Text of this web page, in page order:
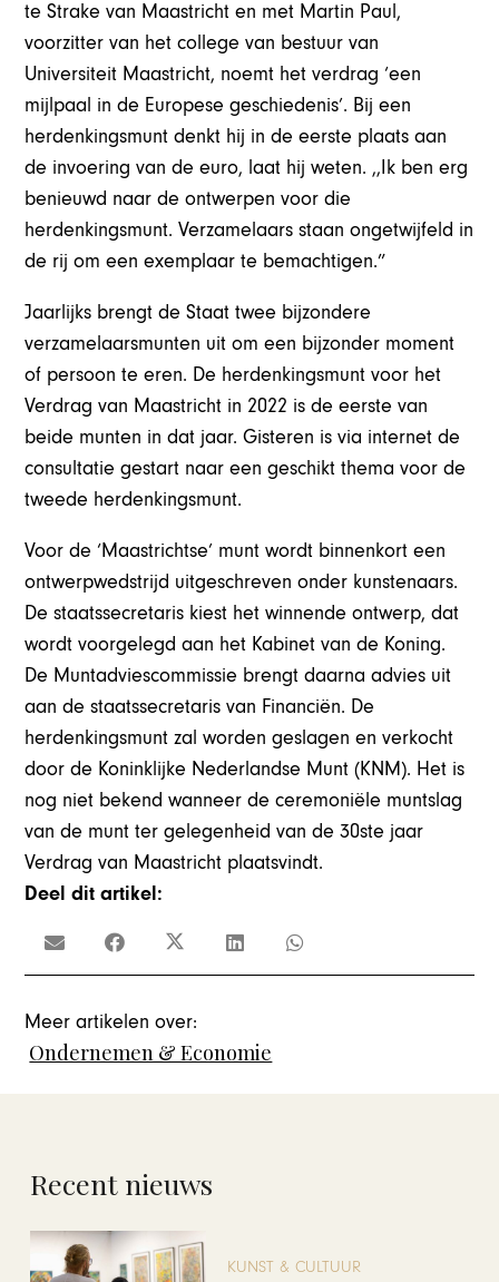
te Strake van Maastricht en met Martin Paul,
voorzitter van het college van bestuur van
Universiteit Maastricht, noemt het verdrag ‘een
mijlpaal in de Europese geschiedenis’. Bij een
herdenkingsmunt denkt hij in de eerste plaats aan
de invoering van de euro, laat hij weten. ,,Ik ben erg
benieuwd naar de ontwerpen voor die
herdenkingsmunt. Verzamelaars staan ongetwijfeld in
de rij om een exemplaar te bemachtigen.”
Jaarlijks brengt de Staat twee bijzondere
verzamelaarsmunten uit om een bijzonder moment
of persoon te eren. De herdenkingsmunt voor het
Verdrag van Maastricht in 2022 is de eerste van
beide munten in dat jaar. Gisteren is via internet de
consultatie gestart naar een geschikt thema voor de
tweede herdenkingsmunt.
Voor de ‘Maastrichtse’ munt wordt binnenkort een
ontwerpwedstrijd uitgeschreven onder kunstenaars.
De staatssecretaris kiest het winnende ontwerp, dat
wordt voorgelegd aan het Kabinet van de Koning.
De Muntadviescommissie brengt daarna advies uit
aan de staatssecretaris van Financiën. De
herdenkingsmunt zal worden geslagen en verkocht
door de Koninklijke Nederlandse Munt (KNM). Het is
nog niet bekend wanneer de ceremoniële muntslag
van de munt ter gelegenheid van de 30ste jaar
Verdrag van Maastricht plaatsvindt.
Deel dit artikel:
Meer artikelen over:
Ondernemen & Economie
Recent nieuws
KUNST & CULTUUR